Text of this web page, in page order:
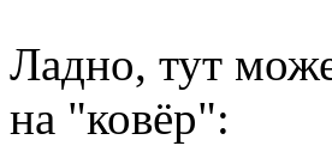
Ладно, тут
на "ковёр":